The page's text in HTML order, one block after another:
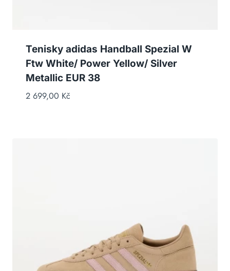
Tenisky adidas Handball Spezial W
Ftw White/ Power Yellow/ Silver
Metallic EUR 38
2 699,00 Kč